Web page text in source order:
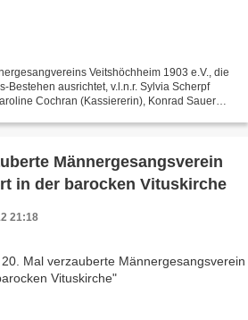
Veitshöchheim 1903 e.V., die
Bestehen ausrichtet, v.l.n.r. Sylvia Scherpf
Cochran (Kassiererin), Konrad Sauer
Männergesangsverein
in der barocken Vituskirche
21:18